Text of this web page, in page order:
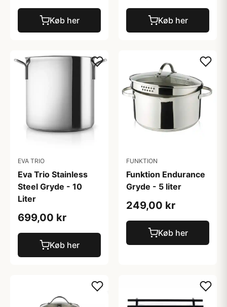
Køb her Køb her
EVA TRIO
Eva Trio Stainless
Steel Gryde - 10
Liter
699,00 kr
Køb her
FUNKTION
Funktion Endurance
Gryde - 5 liter
249,00 kr
Køb her